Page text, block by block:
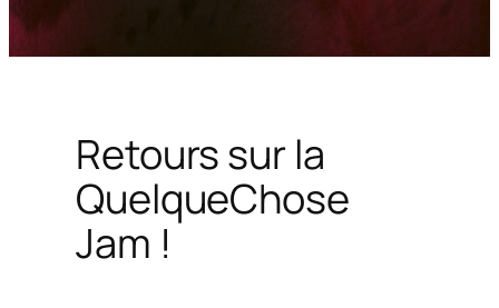
Retours sur la
QuelqueChose
Jam !